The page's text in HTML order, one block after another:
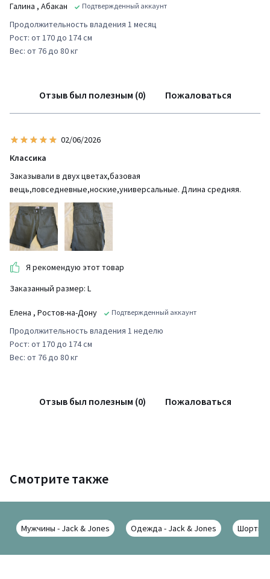
Галина , Абакан Подтвержденный аккаунт
Продолжительность владения 1 месяц
Рост: от 170 до 174 см
Вес: от 76 до 80 кг
Отзыв был полезным (0) Пожаловаться
02/06/2026
Классика
Заказывали в двух цветах,базовая
вещь,повседневные,ноские,универсальные. Длина средняя.
Я рекомендую этот товар
Заказанный размер: L
Елена , Ростов-на-Дону Подтвержденный аккаунт
Продолжительность владения 1 неделю
Рост: от 170 до 174 см
Вес: от 76 до 80 кг
Отзыв был полезным (0) Пожаловаться
Смотрите также
Мужчины - Jack & Jones Одежда - Jack & Jones Шорты -